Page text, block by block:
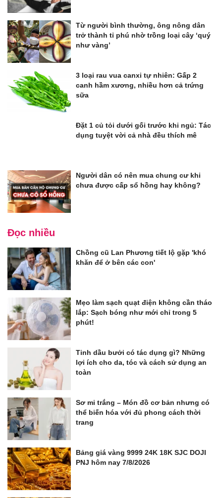
Từ người bình thường, ông nông dân
trở thành tỉ phú nhờ trồng loại cây ‘quý
như vàng’
3 loại rau vua canxi tự nhiên: Gấp 2
canh hầm xương, nhiều hơn cả trứng
sữa
Đặt 1 củ tỏi dưới gối trước khi ngủ: Tác
dụng tuyệt vời cả nhà đều thích mê
Người dân có nên mua chung cư khi
chưa được cấp sổ hồng hay không?
Đọc nhiều
Chồng cũ Lan Phương tiết lộ gặp 'khó
khăn để ở bên các con'
Mẹo làm sạch quạt điện không cần tháo
lắp: Sạch bóng như mới chỉ trong 5
phút!
Tinh dầu bưởi có tác dụng gì? Những
lợi ích cho da, tóc và cách sử dụng an
toàn
Sơ mi trắng – Món đồ cơ bản nhưng có
thể biến hóa với đủ phong cách thời
trang
Bảng giá vàng 9999 24K 18K SJC DOJI
PNJ hôm nay 7/8/2026